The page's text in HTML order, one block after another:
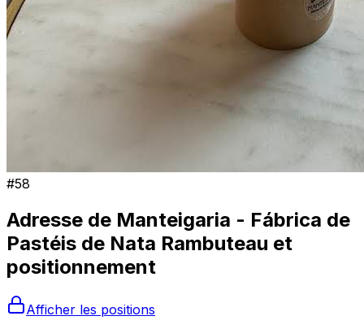
#58
Adresse de Manteigaria - Fábrica de
Pastéis de Nata Rambuteau et
positionnement
Afficher les positions